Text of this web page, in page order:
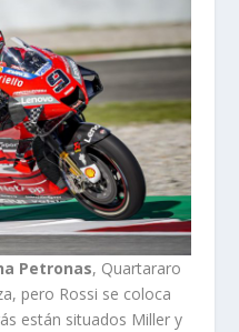
Petronas, Quartararo
pero Rossi se coloca
están situados Miller y